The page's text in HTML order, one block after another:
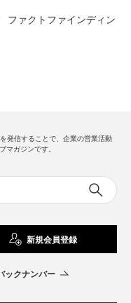
ファクトファインディン
発信することで、企業の営業活動
マガジンです。
新規会員登録
ックナンバー